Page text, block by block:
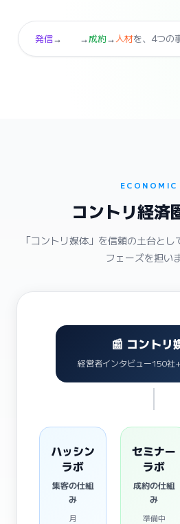
発信→ →成約→人材を、4つの
ECONOMIC
コントリ経済
「コントリ媒体」を信頼の土台と
フェーズを担い
📰 コントリ
経営者インタビュー150社
ハッシン
ラボ
集客の仕組
み
月
セミナー
ラボ
成約の仕組
み
準備中